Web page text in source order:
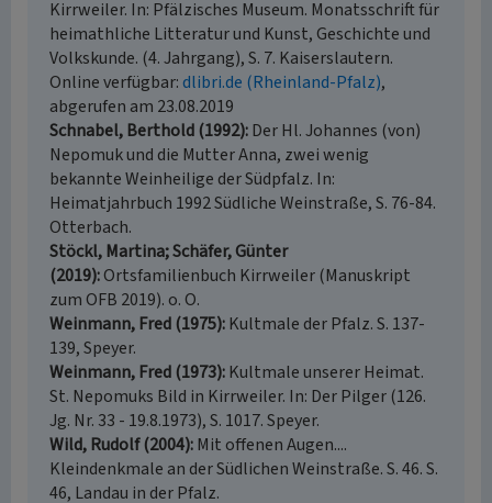
Kirrweiler. In: Pfälzisches Museum. Monatsschrift für
heimathliche Litteratur und Kunst, Geschichte und
Volkskunde. (4. Jahrgang), S. 7. Kaiserslautern.
Online verfügbar:dlibri.de (Rheinland-Pfalz),
abgerufen am 23.08.2019
Schnabel, Berthold (1992) Der Hl. Johannes (von)
Nepomuk und die Mutter Anna, zwei wenig
bekannte Weinheilige der Südpfalz. In:
Heimatjahrbuch 1992 Südliche Weinstraße, S. 76-84.
Otterbach.
Stöckl, Martina; Schäfer, Günter
(2019) Ortsfamilienbuch Kirrweiler (Manuskript
zum OFB 2019). o. O.
Weinmann, Fred (1975) Kultmale der Pfalz. S. 137-
139, Speyer.
Weinmann, Fred (1973) Kultmale unserer Heimat.
St. Nepomuks Bild in Kirrweiler. In: Der Pilger (126.
Jg. Nr. 33 - 19.8.1973), S. 1017. Speyer.
Wild, Rudolf (2004) Mit offenen Augen....
Kleindenkmale an der Südlichen Weinstraße. S. 46. S.
46, Landau in der Pfalz.